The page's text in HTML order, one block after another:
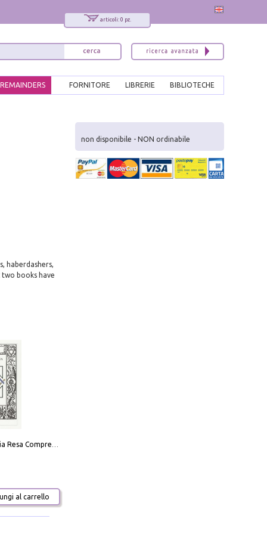
articoli: 0 pz.
BIBLIOTECHE
LIBRERIE
FORNITORE
REMAINDERS
haberdashers,
books have
al carrello
non disponibile - NON ordinabile
x
Interessato ai nostri libri?
Allora iscriviti alla nostra newsletter!
Sarai informato delle nostre novità, potrai
comunque cancellarti quando desideri.